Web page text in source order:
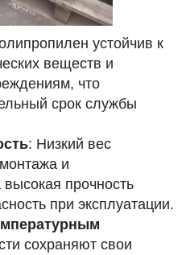
устойчив к
веществ и
что
срок службы
: Низкий вес
и
прочность
при эксплуатации.
сохраняют свои